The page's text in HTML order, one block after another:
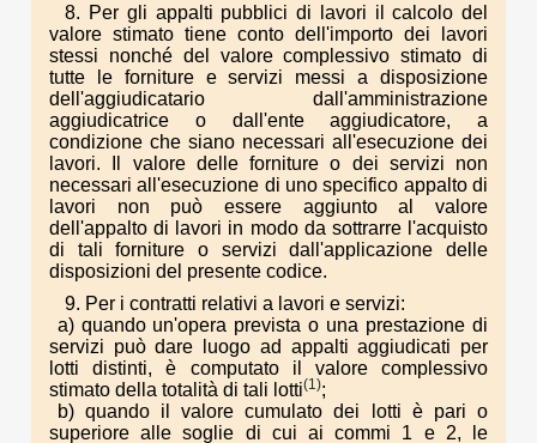
8. Per gli appalti pubblici di lavori il calcolo del
valore stimato tiene conto dell'importo dei lavori
stessi nonché del valore complessivo stimato di
tutte le forniture e servizi messi a disposizione
dell'aggiudicatario dall'amministrazione
aggiudicatrice o dall'ente aggiudicatore, a
condizione che siano necessari all'esecuzione dei
lavori. Il valore delle forniture o dei servizi non
necessari all'esecuzione di uno specifico appalto di
lavori non può essere aggiunto al valore
dell'appalto di lavori in modo da sottrarre l'acquisto
di tali forniture o servizi dall'applicazione delle
disposizioni del presente codice.
9. Per i contratti relativi a lavori e servizi:
a) quando un'opera prevista o una prestazione di
servizi può dare luogo ad appalti aggiudicati per
lotti distinti, è computato il valore complessivo
stimato della totalità di tali lotti(1);
b) quando il valore cumulato dei lotti è pari o
superiore alle soglie di cui ai commi 1 e 2, le